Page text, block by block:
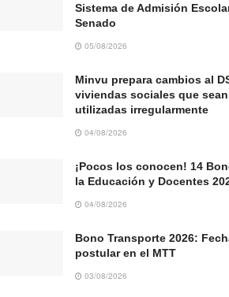
Sistema de Admisión
Senado
05/08/2026
Minvu prepara cambios al
viviendas sociales que
utilizadas irregularmente
04/08/2026
¡Pocos los conocen! 14
la Educación y Docentes
04/08/2026
Bono Transporte 2026:
postular en el MTT
03/08/2026